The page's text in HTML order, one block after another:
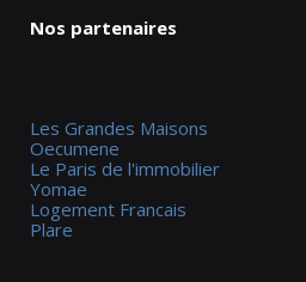
Nos partenaires
Les Grandes Maisons
Oecumene
Le Paris de l'immobilier
Yomae
Logement Francais
Plare